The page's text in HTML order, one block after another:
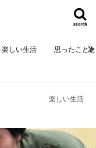
search
楽しい生活 思ったこと
楽しい生活